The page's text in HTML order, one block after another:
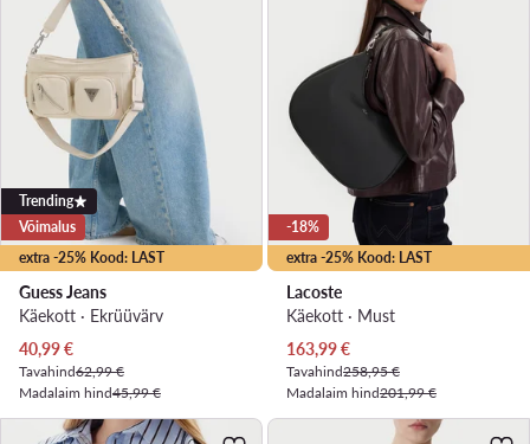
extra -25% Kood: LAST
Trending
Võimalus
Guess Jeans
Käekott · Ekrüüvärv
Praegune hind
40,99€
Tavahind62,99 €
Madalaim hind45,99 €
extra -25% Kood: LAST
-18%
Lacoste
Käekott · Must
Praegune hind
163,99€
Tavahind258,95 €
Madalaim hind201,99 €